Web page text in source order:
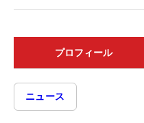
プロフィール
ニュース